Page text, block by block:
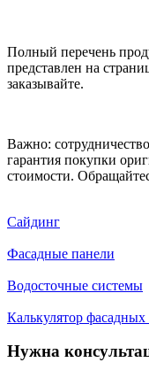
Полный перечень
представлен на
заказывайте.
Важно:
гарантия покупки
стоимости.
Сайдинг
Фасадные панели
Водосточные системы
Калькулятор фасадных
Нужна